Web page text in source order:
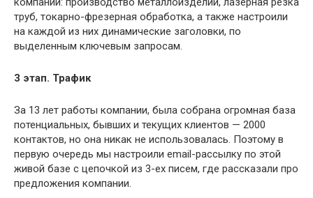
труб, токарно-фрезерная обработка, а также настроили
на каждой из них динамические заголовки, по
выделенным ключевым запросам.
3 этап. Трафик
За 13 лет работы компании, была собрана огромная база
потенциальных, бывших и текущих клиентов — 2000
контактов, но она никак не использовалась. Поэтому в
первую очередь мы настроили email-рассылку по этой
живой базе с цепочкой из 3-ех писем, где рассказали про
предложения компании.